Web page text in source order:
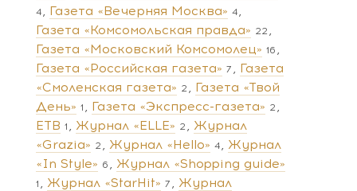
4 Газета «Вечерняя Москва» 4
Газета «Комсомольская правда» 22
Газета «Московский Комсомолец» 16
Газета «Российская газета» 7
Газета
«Смоленская газета» 2
Газета «Твой
День» 1 Газета «Экспресс-газета» 2
ЕТВ 1 Журнал «ELLE» 2
Журнал
«Grazia» 2 Журнал «Hello» 4
Журнал
«In Style» 6 Журнал «Shopping guide»
1 Журнал «StarHit» 7
Журнал